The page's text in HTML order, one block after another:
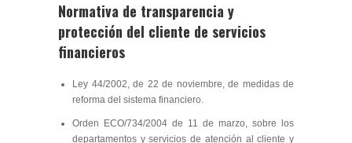
Normativa de transparencia y
protección del cliente de servicios
financieros
Ley 44/2002, de 22 de noviembre, de medidas de
reforma del sistema financiero.
Orden ECO/734/2004 de 11 de marzo, sobre los
departamentos y servicios de atención al cliente y